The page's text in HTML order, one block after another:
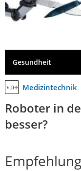
Gesundheit
Medizintechnik
Roboter in
besser?